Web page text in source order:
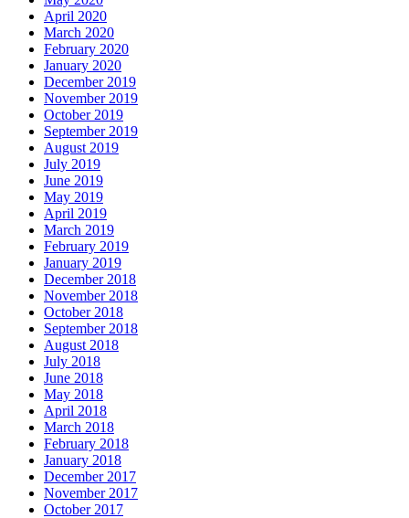
April 2020
March 2020
February 2020
January 2020
December 2019
November 2019
October 2019
September 2019
August 2019
July 2019
June 2019
May 2019
April 2019
March 2019
February 2019
January 2019
December 2018
November 2018
October 2018
September 2018
August 2018
July 2018
June 2018
May 2018
April 2018
March 2018
February 2018
January 2018
December 2017
November 2017
October 2017